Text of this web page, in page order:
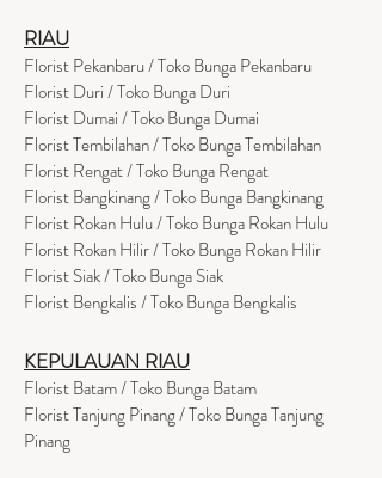
RIAU
Florist Pekanbaru / Toko Bunga Pekanbaru
Florist Duri / Toko Bunga Duri
Florist Dumai / Toko Bunga Dumai
Florist Tembilahan / Toko Bunga Tembilahan
Florist Rengat / Toko Bunga Rengat
Florist Bangkinang / Toko Bunga Bangkinang
Florist Rokan Hulu / Toko Bunga Rokan Hulu
Florist Rokan Hilir / Toko Bunga Rokan Hilir
Florist Siak / Toko Bunga Siak
Florist Bengkalis / Toko Bunga Bengkalis
KEPULAUAN RIAU
Florist Batam / Toko Bunga Batam
Florist Tanjung Pinang / Toko Bunga Tanjung
Pinang